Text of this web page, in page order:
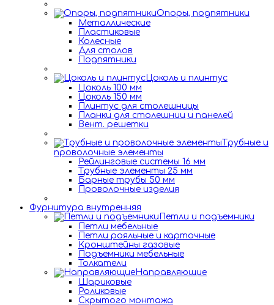
Опоры, подпятники
Металлические
Пластиковые
Колесные
Для столов
Подпятники
Цоколь и плинтус
Цоколь 100 мм
Цоколь 150 мм
Плинтус для столешницы
Планки для столешниц и панелей
Вент. решетки
Трубные и
проволочные элементы
Рейлинговые системы 16 мм
Трубные элементы 25 мм
Барные трубы 50 мм
Проволочные изделия
Фурнитура внутренняя
Петли и подъемники
Петли мебельные
Петли рояльные и карточные
Кронштейны газовые
Подъемники мебельные
Толкатели
Направляющие
Шариковые
Роликовые
Скрытого монтажа